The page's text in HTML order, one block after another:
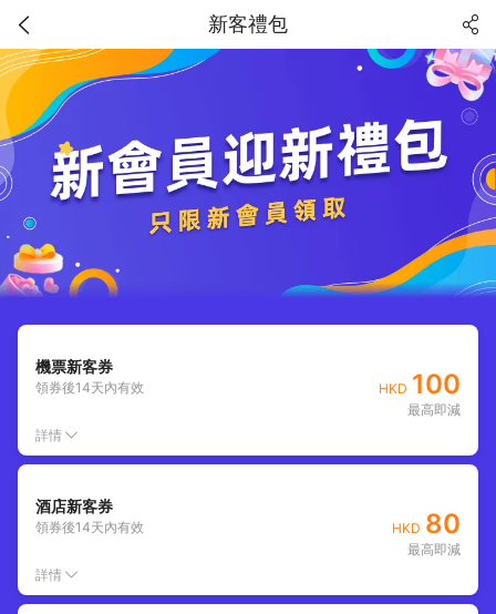
新客禮包
機票新客券
領券後14天內有效 HKD 100
最高即減
詳情
酒店新客券
領券後14天內有效 HKD 80
最高即減
詳情